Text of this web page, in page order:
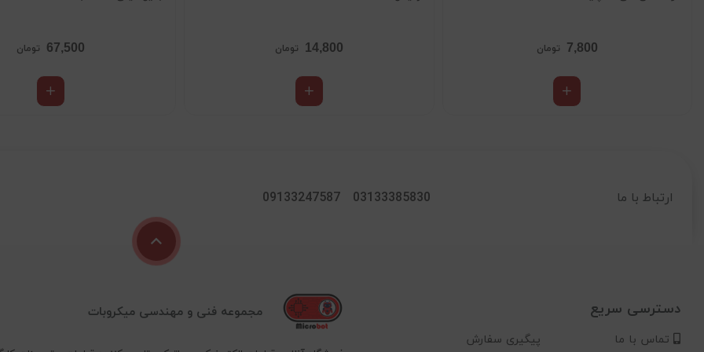
7,800 تومان 14,800 تومان 67,500 تومان
ارتباط با ما 03133385830
09133247587
دسترسی سریع
تماس با ما پیگیری سفارش
مجموعه فنی و مهندسی میکروبات